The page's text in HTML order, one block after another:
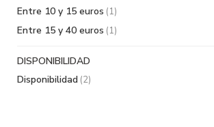
Entre 10 y 15 euros (1)
Entre 15 y 40 euros (1)
DISPONIBILIDAD
Disponibilidad (2)